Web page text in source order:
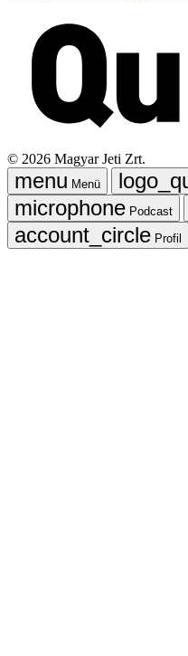
© 2026 Magyar Jeti Zrt.
Menü
Podcast
Profil